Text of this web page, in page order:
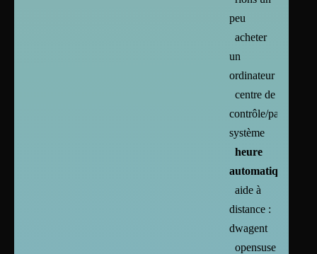
peu
acheter
un
ordinateur
centre de
contrôle/paramètres
système
heure
automatique
aide à
distance :
dwagent
opensuse